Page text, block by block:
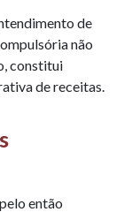
de
não
constitui
de receitas.
então